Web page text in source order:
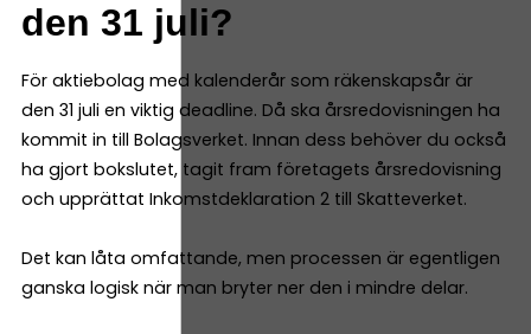
den 31 juli?
För aktiebolag med kalenderår som räkenskapsår är
den 31 juli en viktig deadline. Då ska årsredovisningen ha
kommit in till Bolagsverket. Innan dess behöver du också
ha gjort bokslutet, tagit fram företagets årsredovisning
och upprättat Inkomstdeklaration 2 till Skatteverket.
Det kan låta omfattande, men processen är egentligen
ganska logisk när man bryter ner den i mindre delar.